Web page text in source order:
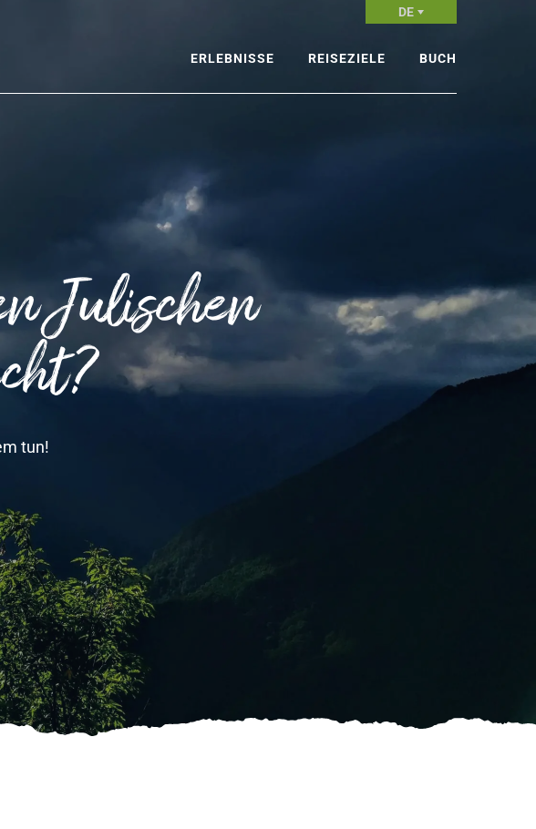
ERLEBNISSE
Wintersport
Erlebnisse in der Luft
Angeln
REISEZIELE
Slowenien
Mountain centers
BUCH
DE
Julischen
tun!